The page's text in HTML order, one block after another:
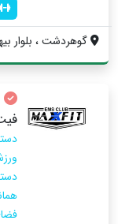
گوهردشت ، بلوار